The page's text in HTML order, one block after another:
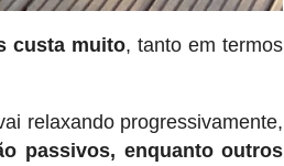
custa muito, tanto em termos
relaxando progressivamente,
passivos, enquanto outros